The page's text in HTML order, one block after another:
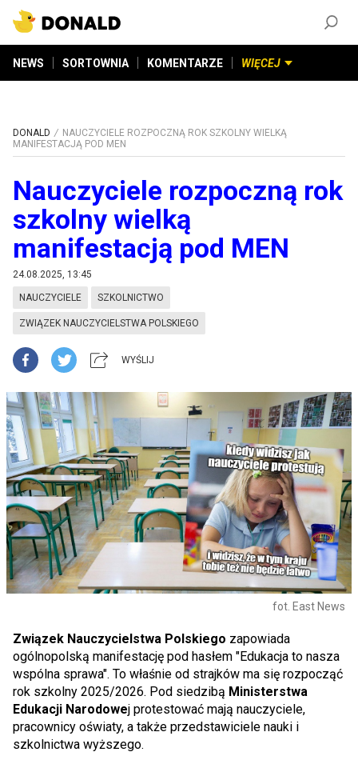
NEWS SORTOWNIA KOMENTARZE WIĘCEJ
DONALD
NAUCZYCIELE ROZPOCZNĄ ROK SZKOLNY WIELKĄ
MANIFESTACJĄ POD MEN
Nauczyciele rozpoczną rok
szkolny wielką
manifestacją pod MEN
24.08.2025, 13:45
NAUCZYCIELE SZKOLNICTWO
ZWIĄZEK NAUCZYCIELSTWA POLSKIEGO
WYŚLIJ
fot. East News
Związek Nauczycielstwa Polskiego zapowiada
ogólnopolską manifestację pod hasłem "Edukacja to nasza
wspólna sprawa". To właśnie od strajków ma się rozpocząć
rok szkolny 2025/2026. Pod siedzibą Ministerstwa
Edukacji Narodowej protestować mają nauczyciele,
pracownicy oświaty, a także przedstawiciele nauki i
szkolnictwa wyższego.